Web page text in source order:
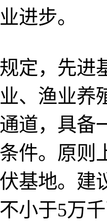
进步。
，先进
、渔业养
道，具备
件。原则
基地。建
小于5万